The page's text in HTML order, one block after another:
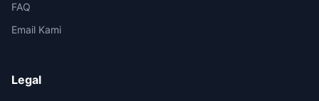
FAQ
Email Kami
Legal